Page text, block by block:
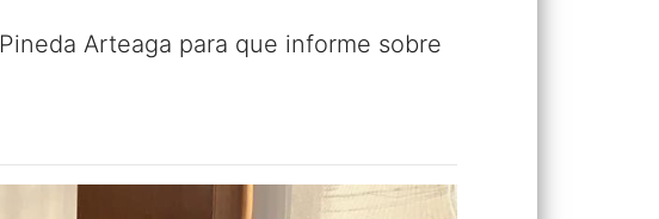
Arteaga para que informe sobre